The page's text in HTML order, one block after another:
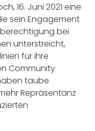
16. Juni 2021 eine
sein Engagement
bei
unterstreicht,
für ihre
Community
taube
Repräsentanz